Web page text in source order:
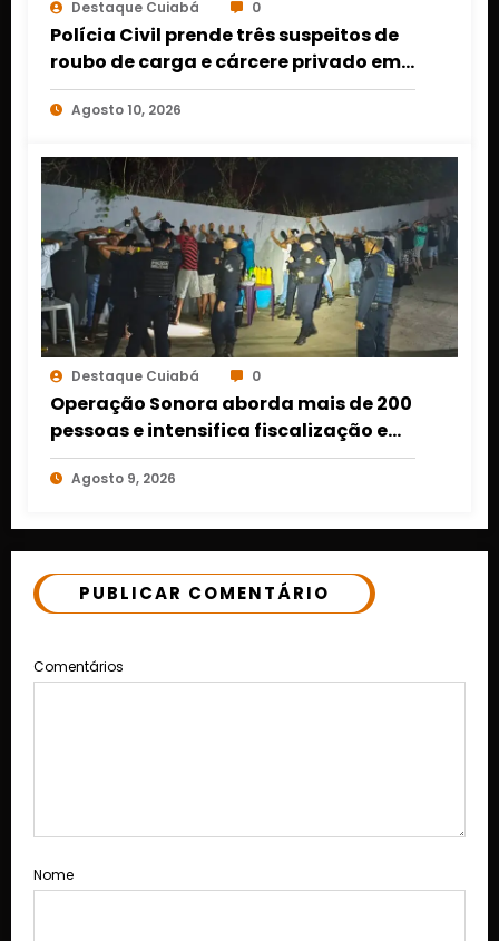
Destaque Cuiabá 0
Polícia Civil prende três suspeitos de
roubo de carga e cárcere privado em
Várzea Grande
Agosto 10, 2026
Destaque Cuiabá 0
Operação Sonora aborda mais de 200
pessoas e intensifica fiscalização em
cinco bairros de Várzea Grande
Agosto 9, 2026
PUBLICAR COMENTÁRIO
Comentários
Nome